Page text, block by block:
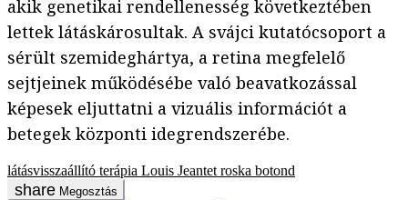
akik genetikai rendellenesség következtében
lettek látáskárosultak. A svájci kutatócsoport a
sérült szemideghártya, a retina megfelelő
sejtjeinek működésébe való beavatkozással
képesek eljuttatni a vizuális információt a
betegek központi idegrendszerébe.
látásvisszaállító terápia Louis Jeantet roska botond
Megosztás